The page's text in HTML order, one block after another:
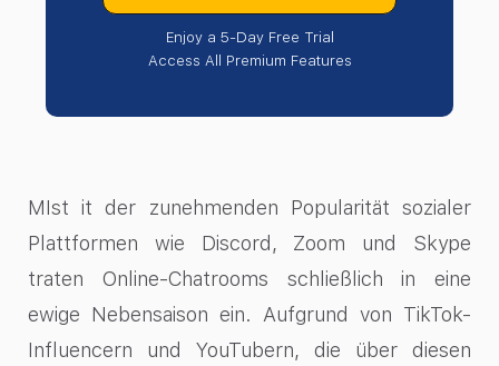
Enjoy a 5-Day Free Trial
Access All Premium Features
MIstit der zunehmenden Popularität sozialer
Plattformen wie Discord, Zoom und Skype
traten Online-Chatrooms schließlich in eine
ewige Nebensaison ein. Aufgrund von TikTok-
Influencern und YouTubern, die über diesen